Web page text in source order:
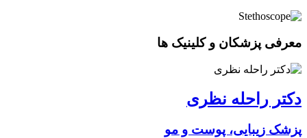
معرفی پزشکان و کلینیک ها
دکتر راحله نظری
پزشک زیبایی، پوست و مو